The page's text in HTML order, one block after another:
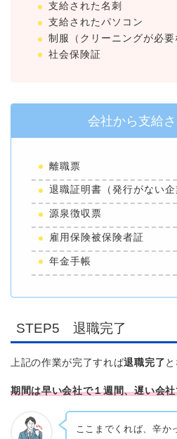
支給された名刺
支給されたパソコン
制服（クリーニングが必要
社会保険証
会社から支給
離職票
退職証明書（発行がない企
源泉徴収票
雇用保険被保険者証
年金手帳
STEP5 退職完了
上記の作業が完了すれば退職完了
期間は早い会社で１週間、遅い会
ここまでくれば、辛か